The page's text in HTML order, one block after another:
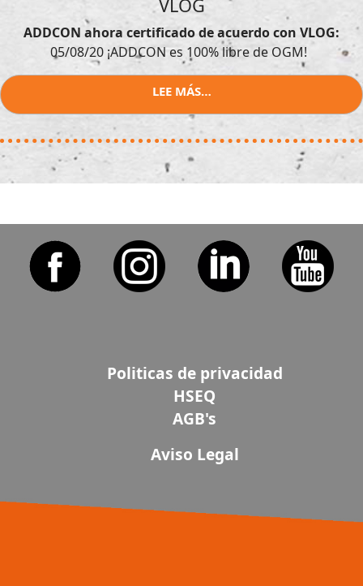
VLOG
ADDCON ahora certificado de acuerdo con VLOG:
05/08/20 ¡ADDCON es 100% libre de OGM!
LEE MÁS…
Politicas de privacidad
HSEQ
AGB's
Aviso Legal